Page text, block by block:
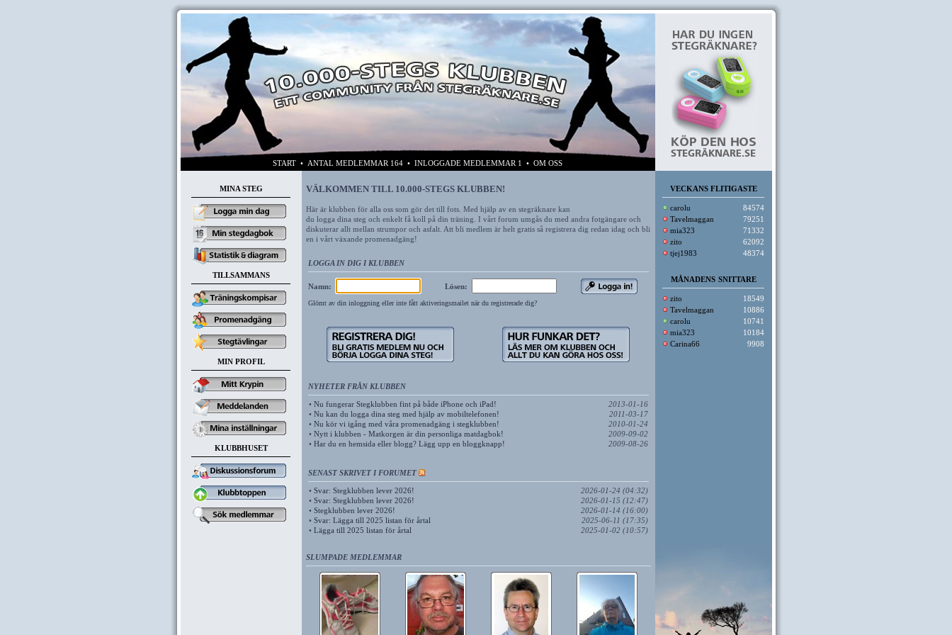
START • ANTAL MEDLEMMAR 164 • INLOGGADE MEDLEMMAR 1 • OM OSS
MINA STEG
TILLSAMMANS
MIN PROFIL
KLUBBHUSET
VÄLKOMMEN TILL 10.000-STEGS KLUBBEN!
Här är klubben för alla oss som gör det till fots. Med hjälp av en stegräknare kan
du logga dina steg och enkelt få koll på din träning. I vårt forum umgås du med andra fotgängare och
diskuterar allt mellan strumpor och asfalt. Att bli medlem är helt gratis så registrera dig redan idag och bli
en i vårt växande promenadgäng!
LOGGA IN DIG I KLUBBEN
Namn: Lösen:
Glömt av din inloggning eller inte fått aktiveringsmailet när du registrerade dig?
NYHETER FRÅN KLUBBEN
• Nu fungerar Stegklubben fint på både iPhone och iPad!
2013-01-16
• Nu kan du logga dina steg med hjälp av mobiltelefonen!
2011-03-17
• Nu kör vi igång med våra promenadgäng i stegklubben!
2010-01-24
• Nytt i klubben - Matkorgen är din personliga matdagbok!
2009-09-02
• Har du en hemsida eller blogg? Lägg upp en bloggknapp! 2009-08-26
SENAST SKRIVET I FORUMET
• Svar: Stegklubben lever 2026!
2026-01-24 (04:32)
• Svar: Stegklubben lever 2026!
2026-01-15 (12:47)
• Stegklubben lever 2026!
2026-01-14 (16:00)
• Svar: Lägga till 2025 listan för årtal
2025-06-11 (17:35)
• Lägga till 2025 listan för årtal 2025-01-02 (10:57)
SLUMPADE MEDLEMMAR
VECKANS FLITIGASTE
carolu
84574
Tavelmaggan
79251
mia323
71332
zito
62092
tjej1983
48374
MÅNADENS SNITTARE
zito
18549
Tavelmaggan
10886
carolu
10741
mia323
10184
Carina66
9908